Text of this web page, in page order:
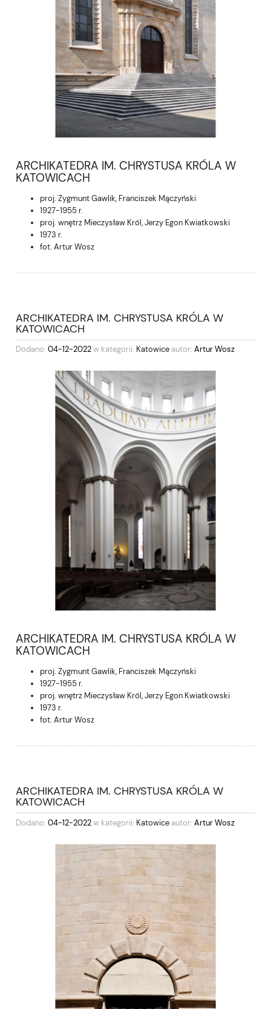
ARCHIKATEDRA IM. CHRYSTUSA KRÓLA W
KATOWICACH
proj. Zygmunt Gawlik, Franciszek Mączyński
1927-1955 r.
proj. wnętrz Mieczysław Król, Jerzy Egon Kwiatkowski
1973 r.
fot. Artur Wosz
ARCHIKATEDRA IM. CHRYSTUSA KRÓLA W
KATOWICACH
Dodano: 04-12-2022w kategorii: Katowice autor: Artur Wosz
ARCHIKATEDRA IM. CHRYSTUSA KRÓLA W
KATOWICACH
proj. Zygmunt Gawlik, Franciszek Mączyński
1927-1955 r.
proj. wnętrz Mieczysław Król, Jerzy Egon Kwiatkowski
1973 r.
fot. Artur Wosz
ARCHIKATEDRA IM. CHRYSTUSA KRÓLA W
KATOWICACH
Dodano: 04-12-2022w kategorii: Katowice autor: Artur Wosz